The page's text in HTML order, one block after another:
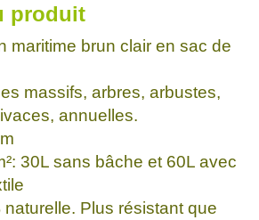
produit
maritime brun clair en sac de
massifs, arbres, arbustes,
annuelles.
30L sans bâche et 60L avec
Plus résistant que